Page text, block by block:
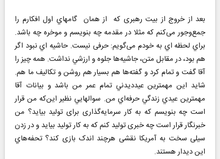
بعد از خروج از بیت رهبری که از همان گامهاي اول افکارم را
جمع‌و‌جور می‌کنم كه مثلا در مقدمه چه بنويسم و موخره چه باشد.
براي لحظه اي به خودم می‌گویم: حرفی نیست. حاشيه اي نبود اگر
هم بود، در مقابل متن، جاشيه‌ها جلوه و ارزشي نداشت. همه چیز را
آقا گفت و تمام كرد و گفته‌ها هم بسيار هم روشن و تكاليف ما هم.
شايد اين مهمترين عيدديدني تمام عمر من باشد و بيانات آقا
مهمترين عيدي زندگي حرفه‌اي من. سوالهايي نظير اين‌كه من قرار
است چه بنویسم که به کار سرمایه‌گذاری برای تولید بیاید؟ من
خبرنگار قرار است چه خبری تولید کنم که به کار تولید بیاید و در زدن
سیلی سخت به آمریکا نقشی هرچند اندک بازی كند؟ تحفه‌هاي
اين ديدار هستند.